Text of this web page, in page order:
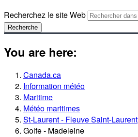
Recherchez le site Web
Recherche
You are here:
Canada.ca
Information météo
Maritime
Météo maritimes
St-Laurent - Fleuve Saint-Laurent
Golfe - Madeleine